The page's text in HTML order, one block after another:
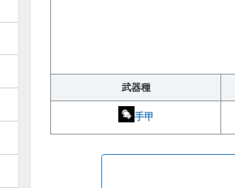
武器種
手甲